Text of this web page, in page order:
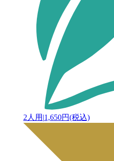
2人用 |1,650円(税込)